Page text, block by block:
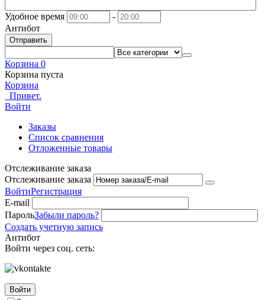
Удобное время
-
Антибот
Отправить
Корзина 0
Корзина пуста
Корзина
Привет.
Войти
Заказы
Список сравнения
Отложенные товары
Отслеживание заказа
Отслеживание заказа
ВойтиРегистрация
E-mail
ПарольЗабыли пароль?
Создать учетную запись
Антибот
Войти через соц. сеть:
Войти